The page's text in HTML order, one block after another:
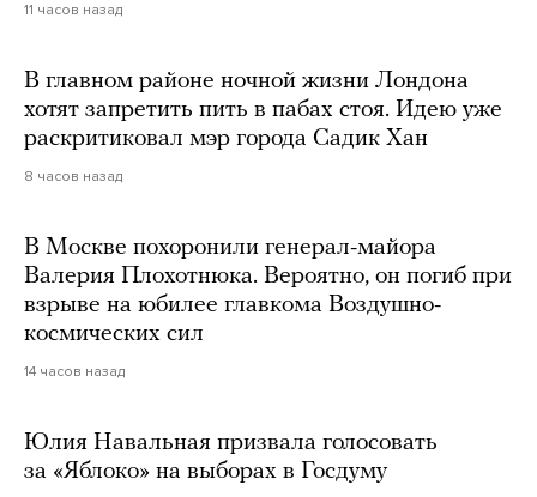
11 часов назад
В главном районе ночной жизни Лондона
хотят запретить пить в пабах стоя. Идею уже
раскритиковал мэр города Садик Хан
8 часов назад
В Москве похоронили генерал-майора
Валерия Плохотнюка. Вероятно, он погиб при
взрыве на юбилее главкома Воздушно-
космических сил
14 часов назад
Юлия Навальная призвала голосовать
за «Яблоко» на выборах в Госдуму